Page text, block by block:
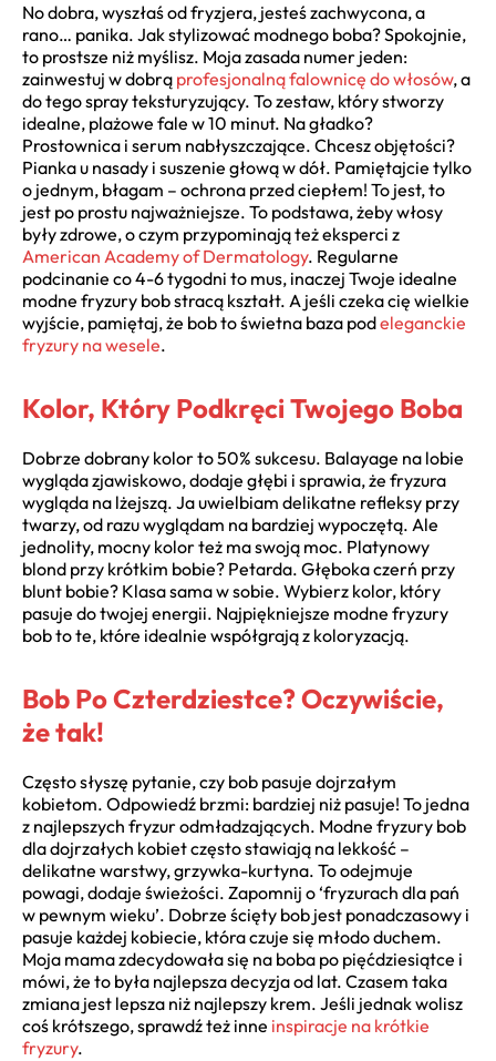
No dobra, wyszłaś od fryzjera, jesteś zachwycona, a
rano… panika. Jak stylizować modnego boba? Spokojnie,
to prostsze niż myślisz. Moja zasada numer jeden:
zainwestuj w dobrą profesjonalną falownicę do włosów, a
do tego spray teksturyzujący. To zestaw, który stworzy
idealne, plażowe fale w 10 minut. Na gładko?
Prostownica i serum nabłyszczające. Chcesz objętości?
Pianka u nasady i suszenie głową w dół. Pamiętajcie tylko
o jednym, błagam – ochrona przed ciepłem! To jest, to
jest po prostu najważniejsze. To podstawa, żeby włosy
były zdrowe, o czym przypominają też eksperci z
American Academy of Dermatology. Regularne
podcinanie co 4-6 tygodni to mus, inaczej Twoje idealne
modne fryzury bob stracą kształt. A jeśli czeka cię wielkie
wyjście, pamiętaj, że bob to świetna baza podeleganckie
fryzury na wesele.
Kolor, Który Podkręci Twojego Boba
Dobrze dobrany kolor to 50% sukcesu. Balayage na lobie
wygląda zjawiskowo, dodaje głębi i sprawia, że fryzura
wygląda na lżejszą. Ja uwielbiam delikatne refleksy przy
twarzy, od razu wyglądam na bardziej wypoczętą. Ale
jednolity, mocny kolor też ma swoją moc. Platynowy
blond przy krótkim bobie? Petarda. Głęboka czerń przy
blunt bobie? Klasa sama w sobie. Wybierz kolor, który
pasuje do twojej energii. Najpiękniejsze modne fryzury
bob to te, które idealnie współgrają z koloryzacją.
Bob Po Czterdziestce? Oczywiście,
że tak!
Często słyszę pytanie, czy bob pasuje dojrzałym
kobietom. Odpowiedź brzmi: bardziej niż pasuje! To jedna
z najlepszych fryzur odmładzających. Modne fryzury bob
dla dojrzałych kobiet często stawiają na lekkość –
delikatne warstwy, grzywka-kurtyna. To odejmuje
powagi, dodaje świeżości. Zapomnij o ‘fryzurach dla pań
w pewnym wieku’. Dobrze ścięty bob jest ponadczasowy i
pasuje każdej kobiecie, która czuje się młodo duchem.
Moja mama zdecydowała się na boba po pięćdziesiątce i
mówi, że to była najlepsza decyzja od lat. Czasem taka
zmiana jest lepsza niż najlepszy krem. Jeśli jednak wolisz
coś krótszego, sprawdź też inne inspiracje na krótkie
fryzury.